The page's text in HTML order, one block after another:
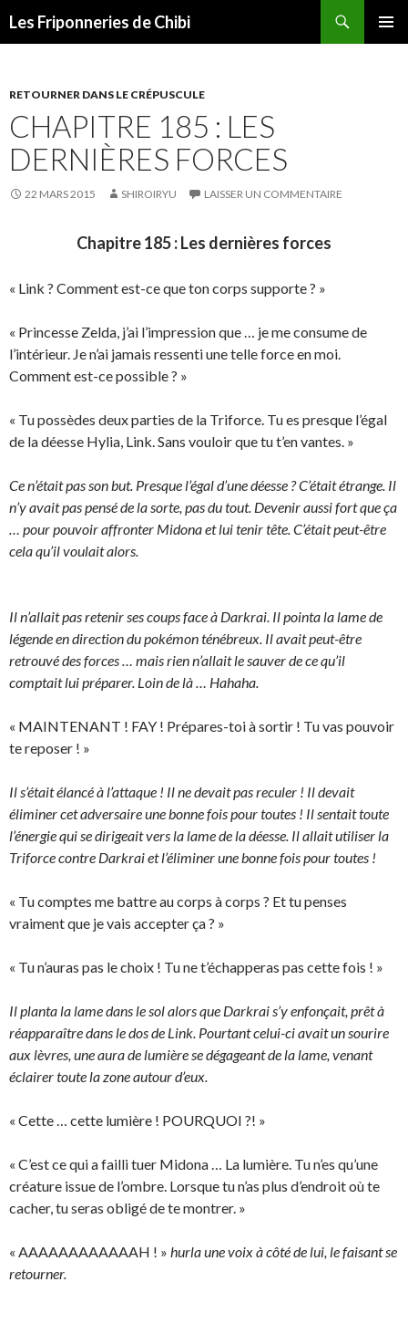
Les Friponneries de Chibi
RETOURNER DANS LE CRÉPUSCULE
CHAPITRE 185 : LES
DERNIÈRES FORCES
22 MARS 2015 SHIROIRYU LAISSER UN COMMENTAIRE
Chapitre 185 : Les dernières forces
« Link ? Comment est-ce que ton corps supporte ? »
« Princesse Zelda, j’ai l’impression que … je me consume de
l’intérieur. Je n’ai jamais ressenti une telle force en moi.
Comment est-ce possible ? »
« Tu possèdes deux parties de la Triforce. Tu es presque l’égal
de la déesse Hylia, Link. Sans vouloir que tu t’en vantes. »
Ce n’était pas son but. Presque l’égal d’une déesse ? C’était étrange. Il
n’y avait pas pensé de la sorte, pas du tout. Devenir aussi fort que ça
… pour pouvoir affronter Midona et lui tenir tête. C’était peut-être
cela qu’il voulait alors.
Il n’allait pas retenir ses coups face à Darkrai. Il pointa la lame de
légende en direction du pokémon ténébreux. Il avait peut-être
retrouvé des forces … mais rien n’allait le sauver de ce qu’il
comptait lui préparer. Loin de là … Hahaha.
« MAINTENANT ! FAY ! Prépares-toi à sortir ! Tu vas pouvoir
te reposer ! »
Il s’était élancé à l’attaque ! Il ne devait pas reculer ! Il devait
éliminer cet adversaire une bonne fois pour toutes ! Il sentait toute
l’énergie qui se dirigeait vers la lame de la déesse. Il allait utiliser la
Triforce contre Darkrai et l’éliminer une bonne fois pour toutes !
« Tu comptes me battre au corps à corps ? Et tu penses
vraiment que je vais accepter ça ? »
« Tu n’auras pas le choix ! Tu ne t’échapperas pas cette fois ! »
Il planta la lame dans le sol alors que Darkrai s’y enfonçait, prêt à
réapparaître dans le dos de Link. Pourtant celui-ci avait un sourire
aux lèvres, une aura de lumière se dégageant de la lame, venant
éclairer toute la zone autour d’eux.
« Cette … cette lumière ! POURQUOI ?! »
« C’est ce qui a failli tuer Midona … La lumière. Tu n’es qu’une
créature issue de l’ombre. Lorsque tu n’as plus d’endroit où te
cacher, tu seras obligé de te montrer. »
« AAAAAAAAAAAAH ! » hurla une voix à côté de lui, le faisant se
retourner.